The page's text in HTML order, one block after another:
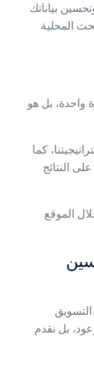
بياناتك
المحلية
بل هو
كما
النتائج
الموقع
بل نقدم